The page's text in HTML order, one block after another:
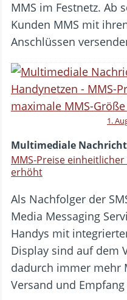
MMS im Festnetz. Ab
Kunden MMS mit
Anschlüssen
1.
Multimediale
MMS-Preise
erhöht
Als Nachfolger der
Media Messaging
Handys mit
Display sind auf dem
dadurch immer mehr
Versand und